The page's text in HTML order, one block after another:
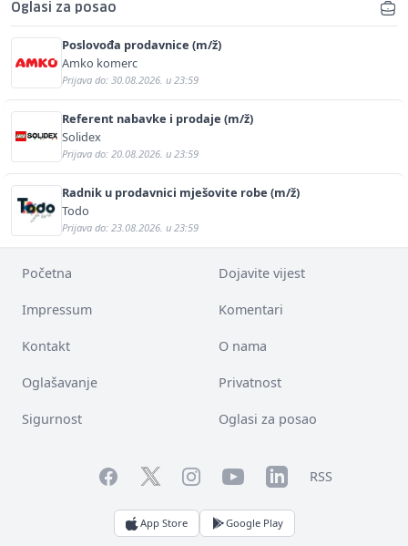
Oglasi za posao
Poslovođa prodavnice (m/ž)
Amko komerc
Prijava do: 30.08.2026. u 23:59
Referent nabavke i prodaje (m/ž)
Solidex
Prijava do: 20.08.2026. u 23:59
Radnik u prodavnici mješovite robe (m/ž)
Todo
Prijava do: 23.08.2026. u 23:59
Početna Dojavite vijest
Impressum Komentari
Kontakt O nama
Oglašavanje Privatnost
Sigurnost Oglasi za posao
FacebookTwitterInstagramYouTubeLinkedInRSS
App Store Google Play